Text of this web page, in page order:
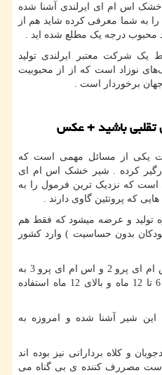
خشک اس ام ای ایرلندی آشنا شده
به شما معرفی کرده شاید هم از
محبوب درجه یک مطلع شده اید .
شرکت معتبر ایرلندی تولید
نوزاد است که از از محبوبیت
برخوردار است .
باشید + عکس
یکی از مسائل مهمی است که
درگیر کرده . شیر خشک اس ام ای
است که نزدیک ترین فرمول را به
که پروتئین گاوی دارند .
ام ای در 3 شماره تولید و عرضه میشود که فقط هم
کودکان بدون حساسیت ) وارد کشور
شیر خشک اس ام ای پرو 1 ، اس ام ای پرو 2 و اس ام ای پرو 3 به
ترتیب برای نوزادان 0 تا 6 ماه ، 6 تا 12 ماه و بالای 12 ماه استفاده
این شیر آشنا شده و امروزه به
و کلاه بردارانی نیز بوده اند
دست مصررف کننده ی بی گناه می